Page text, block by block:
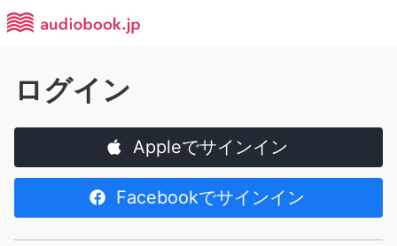
ログイン
Appleでサインイン
Facebookでサインイン